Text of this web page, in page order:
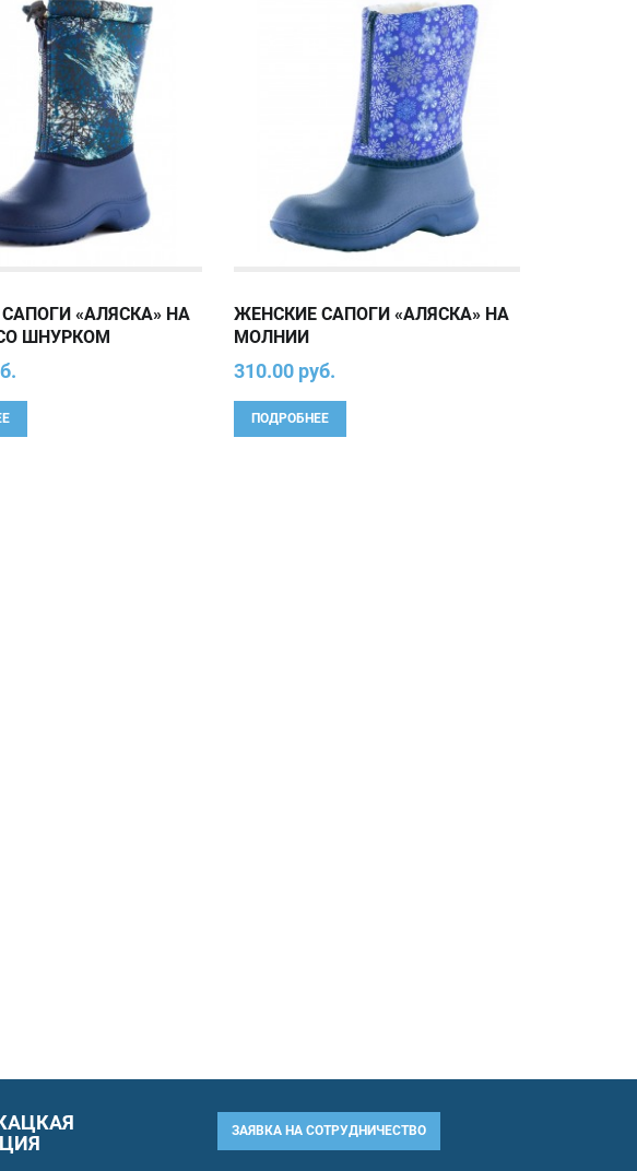
«АЛЯСКА» НА
ШНУРКОМ
ЖЕНСКИЕ САПОГИ «АЛЯСКА» НА
МОЛНИИ
310.00 руб.
ПОДРОБНЕЕ
ЗАЯВКА НА СОТРУДНИЧЕСТВО